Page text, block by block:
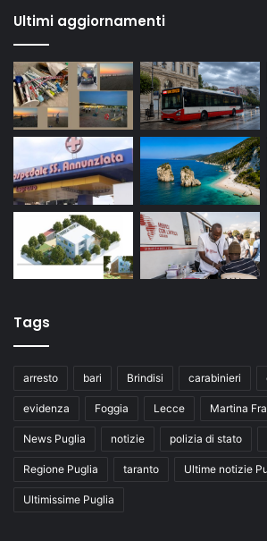
Ultimi aggiornamenti
Tags
arresto bari Brindisi carabinieri
evidenza Foggia Lecce Martina
News Puglia notizie polizia di stato
Regione Puglia taranto Ultime notizie
Ultimissime Puglia